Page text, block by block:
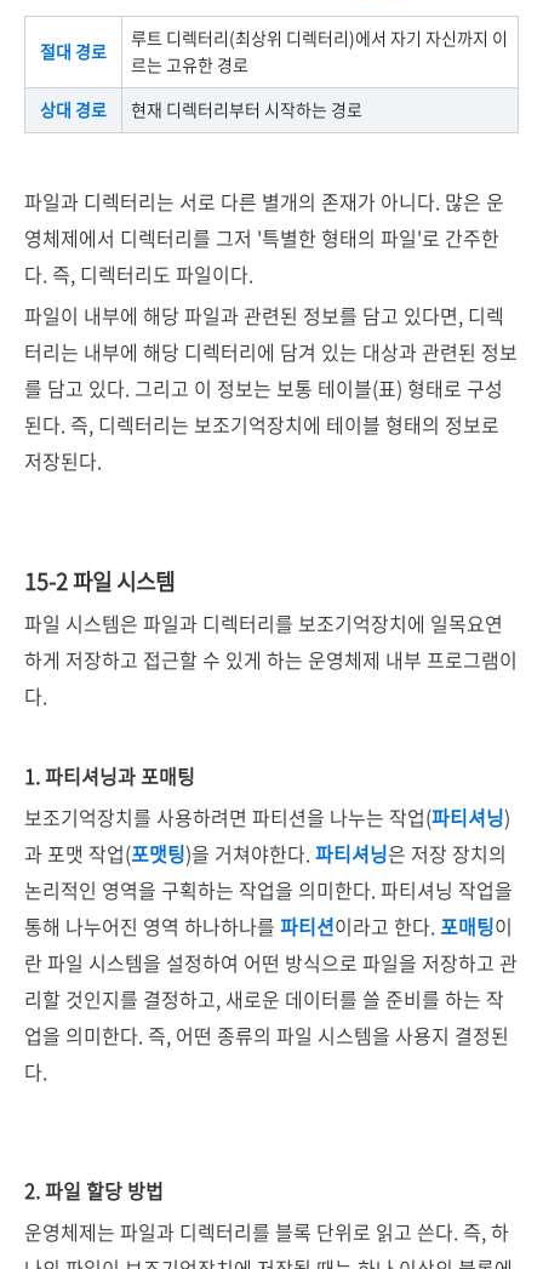
절대 경로
루트 디렉터리(최상위 디렉터리)에서 자기 자신까지 이
르는 고유한 경로
상대 경로
현재 디렉터리부터 시작하는 경로
파일과 디렉터리는 서로 다른 별개의 존재가 아니다. 많은 운
영체제에서 디렉터리를 그저 '특별한 형태의 파일'로 간주한
다. 즉, 디렉터리도 파일이다.
파일이 내부에 해당 파일과 관련된 정보를 담고 있다면, 디렉
터리는 내부에 해당 디렉터리에 담겨 있는 대상과 관련된 정보
를 담고 있다. 그리고 이 정보는 보통 테이블(표) 형태로 구성
된다. 즉, 디렉터리는 보조기억장치에 테이블 형태의 정보로
저장된다.
15-2 파일 시스템
파일 시스템은 파일과 디렉터리를 보조기억장치에 일목요연
하게 저장하고 접근할 수 있게 하는 운영체제 내부 프로그램이
다.
1. 파티셔닝과 포매팅
보조기억장치를 사용하려면 파티션을 나누는 작업(파티셔닝)
과 포맷 작업(포맷팅)을 거쳐야한다. 파티셔닝은 저장 장치의
논리적인 영역을 구획하는 작업을 의미한다. 파티셔닝 작업을
통해 나누어진 영역 하나하나를 파티션이라고 한다. 포매팅이
란 파일 시스템을 설정하여 어떤 방식으로 파일을 저장하고 관
리할 것인지를 결정하고, 새로운 데이터를 쓸 준비를 하는 작
업을 의미한다. 즉, 어떤 종류의 파일 시스템을 사용지 결정된
다.
2. 파일 할당 방법
운영체제는 파일과 디렉터리를 블록 단위로 읽고 쓴다. 즉, 하